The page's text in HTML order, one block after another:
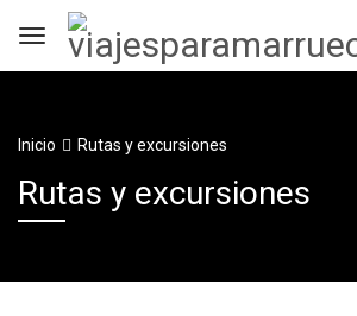
Inicio Rutas y excursiones
Rutas y excursiones